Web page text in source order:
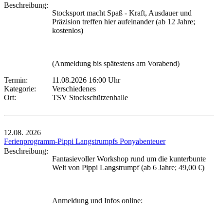
Beschreibung:
Stocksport macht Spaß - Kraft, Ausdauer und
Präzision treffen hier aufeinander (ab 12 Jahre;
kostenlos)
(Anmeldung bis spätestens am Vorabend)
Termin:
11.08.2026 16:00 Uhr
Kategorie:
Verschiedenes
Ort:
TSV Stockschützenhalle
12.08. 2026
Ferienprogramm-Pippi Langstrumpfs Ponyabenteuer
Beschreibung:
Fantasievoller Workshop rund um die kunterbunte
Welt von Pippi Langstrumpf (ab 6 Jahre; 49,00 €)
Anmeldung und Infos online: